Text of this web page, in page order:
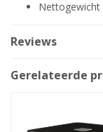
Nettogewicht
Reviews
Gerelateerde